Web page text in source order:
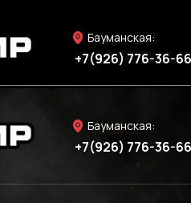
Бауманская:
+7(926) 776-36-66
Бауманская:
+7(926) 776-36-66